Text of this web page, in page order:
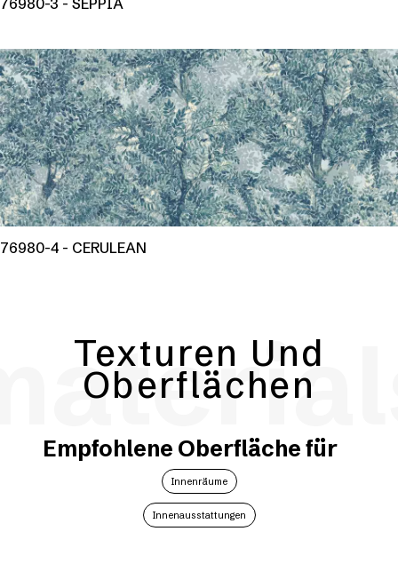
76980-3 - SEPPIA
76980-4 - CERULEAN
Texturen Und
Oberflächen
Empfohlene Oberfläche für
Innenräume
Innenausstattungen